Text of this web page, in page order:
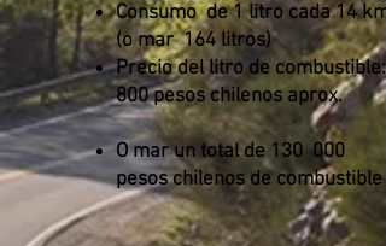
Consumo de 1 litro cada 14 km
(o mar 164 litros)
Precio del litro de combustible:
800 pesos chilenos aprox.
O mar un total de 130 000
pesos chilenos de combustible